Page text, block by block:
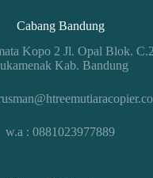
Cabang Bandung
Kopo 2 Jl. Opal Blok.
Kab. Bandung
w.a : 0881023977889